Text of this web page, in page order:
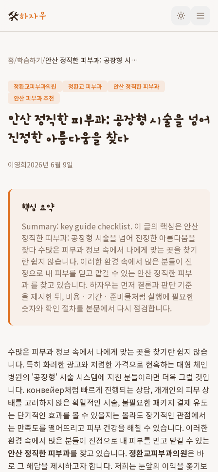
🛠️하자우
홈/학습하기/ 안산 정직한 피부과: 공장형 시술을 넘어 진정한 아름다움을 찾다
정환교피부과의원 정환교 피부과
안산 정직한 피부과
안산 피부과 추천
안산 정직한 피부과: 공장형 시술을 넘어
진정한 아름다움을 찾다
이영희2026년 6월 9일
핵심 요약
Summary: key guide checklist. 이 글의 핵심은 안산
정직한 피부과: 공장형 시술을 넘어 진정한 아름다움을
찾다 수많은 피부과 정보 속에서 나에게 맞는 곳을 찾기
란 쉽지 않습니다. 이러한 환경 속에서 많은 분들이 진
정으로 내 피부를 믿고 맡길 수 있는 안산 정직한 피부
과 를 찾고 있습니다. 하자우는 먼저 결론과 판단 기준
을 제시한 뒤, 비용ㆍ기간ㆍ준비물처럼 실행에 필요한
숫자와 확인 절차를 본문에서 다시 점검합니다.
수많은 피부과 정보 속에서 나에게 맞는 곳을 찾기란 쉽지 않습
니다. 특히 화려한 광고와 저렴한 가격으로 현혹하는 대형 체인
병원의 '공장형' 시술 시스템에 지친 분들이라면 더욱 그럴 것입
니다. конвейер처럼 빠르게 진행되는 상담, 개개인의 피부 상
태를 고려하지 않은 획일적인 시술, 불필요한 패키지 결제 유도
는 단기적인 효과를 볼 수 있을지는 몰라도 장기적인 관점에서
는 만족도를 떨어뜨리고 피부 건강을 해칠 수 있습니다. 이러한
환경 속에서 많은 분들이 진정으로 내 피부를 믿고 맡길 수 있는
안산 정직한 피부과를 찾고 있습니다. 정환교피부과의원은 바
로 그 해답을 제시하고자 합니다. 저희는 눈앞의 이익을 좇기보